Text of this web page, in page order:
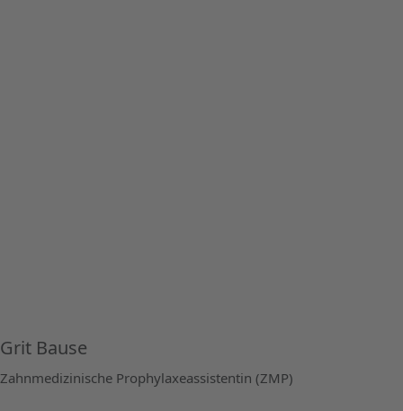
Grit Bause
Zahnmedizinische Prophylaxeassistentin (ZMP)